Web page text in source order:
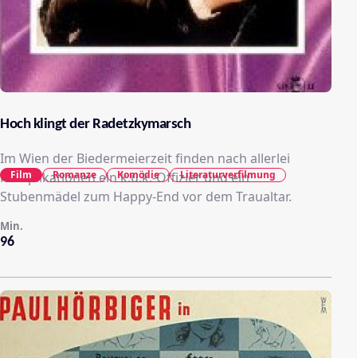
Hoch klingt der Radetzkymarsch
Im Wien der Biedermeierzeit finden nach allerlei
Komplikationen ein k.u.k.-Offizier und ein
Stubenmädel zum Happy-End vor dem Traualtar.
96
Min.
Film Romanze Komödie Literaturverfilmung